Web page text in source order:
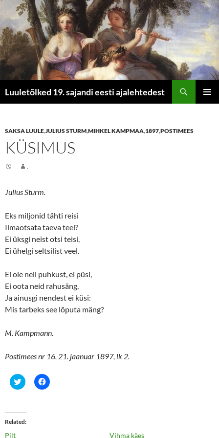
Luuletõlked 19. sajandi eesti ajalehtedest
SAKSA LUULE,JULIUS STURM,MIHKEL KAMPMAA,1897,POSTIMEES
KÜSIMUS
Julius Sturm.
Eks miljonid tähti reisi
Ilmaotsata taeva teel?
Ei üksgi neist otsi teisi,
Ei ühelgi seltsilist veel.
Ei ole neil puhkust, ei püsi,
Ei oota neid rahusäng,
Ja ainusgi nendest ei küsi:
Mis tarbeks see lõputa mäng?
M. Kampmann.
Postimees nr 16, 21. jaanuar 1897, lk 2.
C
l
t
o
s
C
l
Related
Pilt
Vihma käes